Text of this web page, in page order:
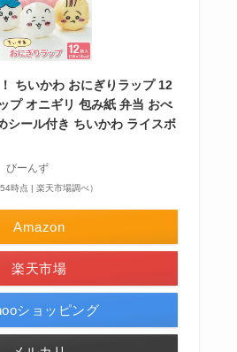
ちいかわ おにぎりラップ 12
プ オニギリ 包み紙 弁当 おべ
シール付き ちいかわ ライスボ
びーんず
時点 | 楽天市場調べ）
Amazon
楽天市場
ショッピング